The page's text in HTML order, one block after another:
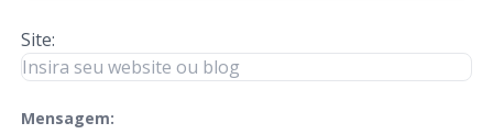
Site:
Mensagem:
check-terms